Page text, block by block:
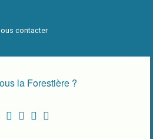
contacter
la Forestière ?